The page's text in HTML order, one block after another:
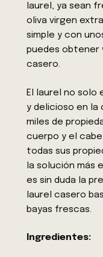
laurel, ya sean
oliva virgen
simple y con
puedes obtener
casero.
El laurel no solo
y delicioso en la
miles de
cuerpo y el
todas sus
la solución más
es sin duda la
laurel casero
bayas frescas.
Ingredientes: